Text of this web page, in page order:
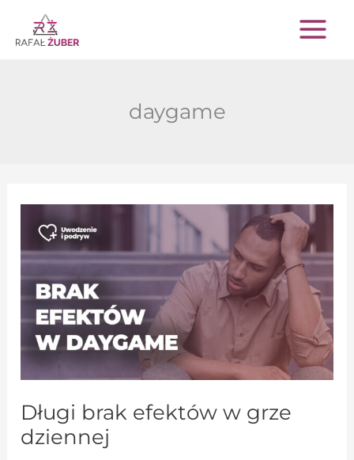
Przejdź
do
daygame
Długi brak efektów w grze
dziennej
Długi
brak
efektów
w
grze
dziennej